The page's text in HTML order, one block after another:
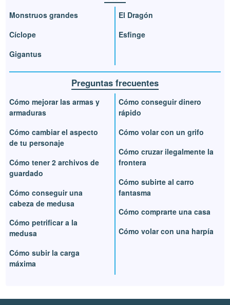
Monstruos grandes
Cíclope
Gigantus
El Dragón
Esfinge
Preguntas frecuentes
Cómo mejorar las armas y
armaduras
Cómo cambiar el aspecto
de tu personaje
Cómo tener 2 archivos de
guardado
Cómo conseguir una
cabeza de medusa
Cómo petrificar a la
medusa
Cómo subir la carga
máxima
Cómo conseguir dinero
rápido
Cómo volar con un grifo
Cómo cruzar ilegalmente la
frontera
Cómo subirte al carro
fantasma
Cómo comprarte una casa
Cómo volar con una harpía